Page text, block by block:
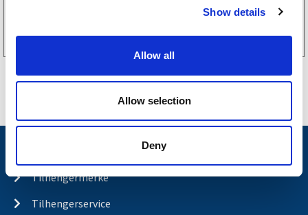
Show details
Allow all
Allow selection
Deny
Tilhengermerke
Tilhengerservice